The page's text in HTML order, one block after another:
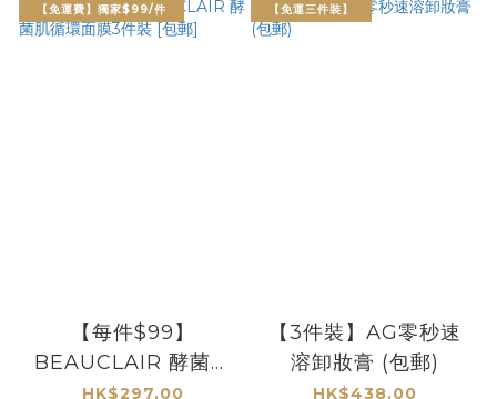
【免運費】獨家$99/件
【每件$99】
BEAUCLAIR 酵菌肌
循環面膜3件裝 [包郵]
HK$297.00
【免運三件裝】
【3件裝】AG零秒速
溶卸妝膏 (包郵)
HK$438.00